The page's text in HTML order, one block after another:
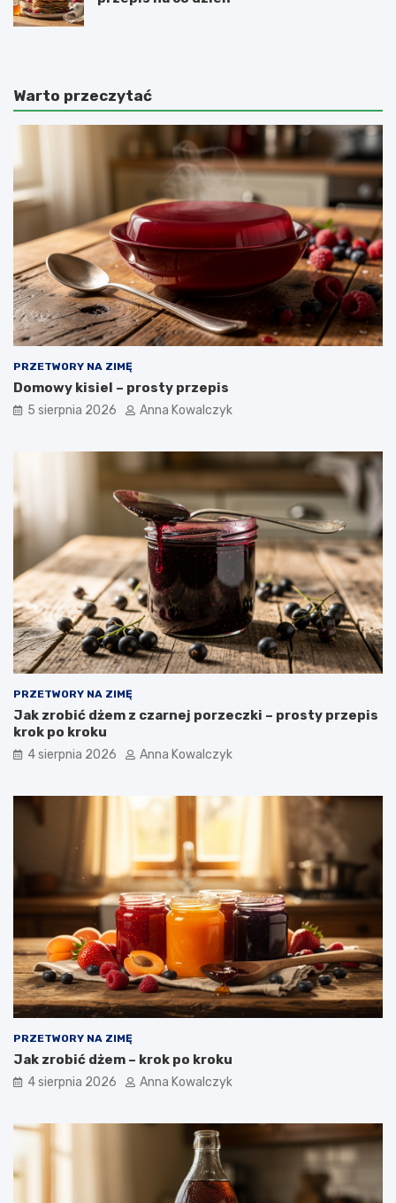
Warto przeczytać
PRZETWORY NA ZIMĘ
Domowy kisiel – prosty przepis
5 sierpnia 2026 Anna Kowalczyk
PRZETWORY NA ZIMĘ
Jak zrobić dżem z czarnej porzeczki – prosty przepis
krok po kroku
4 sierpnia 2026 Anna Kowalczyk
PRZETWORY NA ZIMĘ
Jak zrobić dżem – krok po kroku
4 sierpnia 2026 Anna Kowalczyk